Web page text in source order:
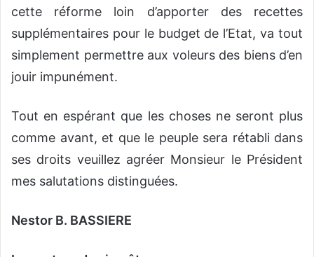
cette réforme loin d’apporter des recettes
supplémentaires pour le budget de l’Etat, va tout
simplement permettre aux voleurs des biens d’en
jouir impunément.
Tout en espérant que les choses ne seront plus
comme avant, et que le peuple sera rétabli dans
ses droits veuillez agréer Monsieur le Président
mes salutations distinguées.
Nestor B. BASSIERE